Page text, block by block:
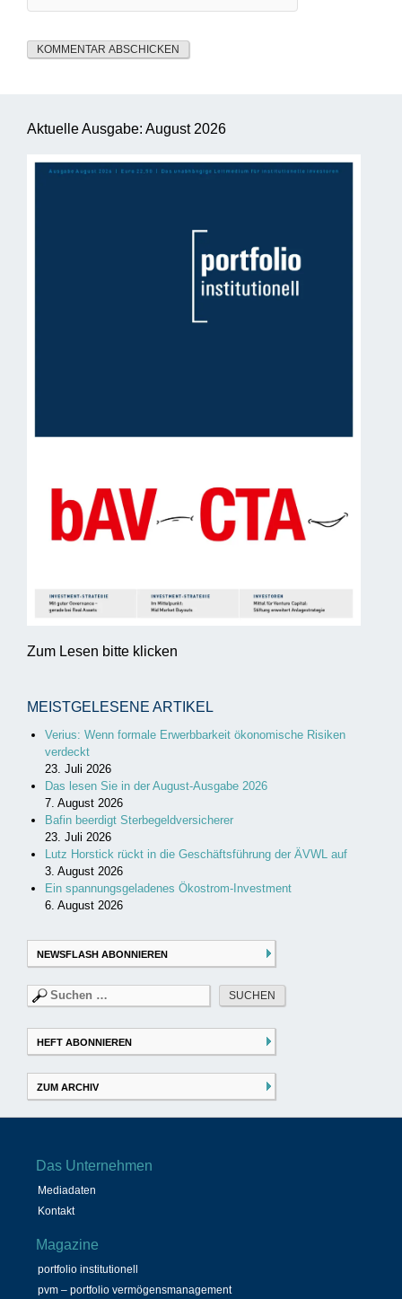
Aktuelle Ausgabe: August 2026
Zum Lesen bitte klicken
MEISTGELESENE ARTIKEL
Verius: Wenn formale Erwerbbarkeit ökonomische Risiken
verdeckt
23. Juli 2026
Das lesen Sie in der August-Ausgabe 2026
7. August 2026
Bafin beerdigt Sterbegeldversicherer
23. Juli 2026
Lutz Horstick rückt in die Geschäftsführung der ÄVWL auf
3. August 2026
Ein spannungsgeladenes Ökostrom-Investment
6. August 2026
NEWSFLASH ABONNIEREN
Suchen
nach:
HEFT ABONNIEREN
ZUM ARCHIV
Das Unternehmen
Mediadaten
Kontakt
Magazine
portfolio institutionell
pvm – portfolio vermögensmanagement